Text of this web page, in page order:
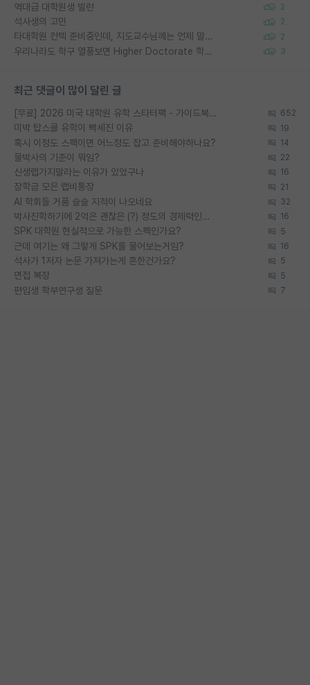
역대급 대학원생 빌런 2
석사생의 고민 2
타대학원 컨텍 준비중인데, 지도교수님께는 언제 말씀드려야 할까요? 2
우리나라도 학구 열풍보면 Higher Doctorate 학위가 필요하다고 봅니다. 3
최근 댓글이 많이 달린 글
[무료] 2026 미국 대학원 유학 스타터팩 - 가이드북 & 합격자 컨택메일 템플릿 652
미박 탑스쿨 유학이 빡세진 이유 19
혹시 이정도 스펙이면 어느정도 잡고 준비해야하나요? 14
물박사의 기준이 뭐임? 22
신생랩가지말라는 이유가 있었구나 16
장학금 모은 랩비통장 21
AI 학회들 거품 슬슬 지적이 나오네요 32
박사진학하기에 2억은 괜찮은 (?) 정도의 경제력인가요 16
SPK 대학원 현실적으로 가능한 스펙인가요? 5
근데 여기는 왜 그렇게 SPK를 물어보는거임? 16
석사가 1저자 논문 가져가는게 흔한건가요? 5
면접 복장 5
편입생 학부연구생 질문 7